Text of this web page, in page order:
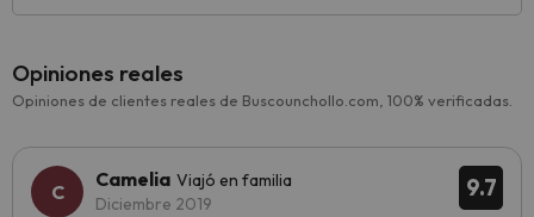
Opiniones reales
Opiniones de clientes reales de Buscounchollo.com, 100% verificadas.
9.7
Camelia Viajó en familia
Diciembre 2019